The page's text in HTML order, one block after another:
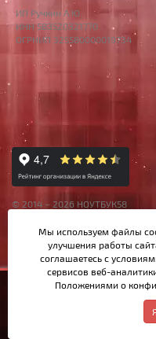
3
ИП Ручкин А.Ю.
ИНН 583520321770
ОГРНИП 325580000019734
© 2014 – 2026 НОУТБУК58
материалы и цены на сайте
определяемой Ст.437 ГК РФ.
Мы используем файлы
улучшения работы
соглашаетесь с
сервисов веб-
Положениями о